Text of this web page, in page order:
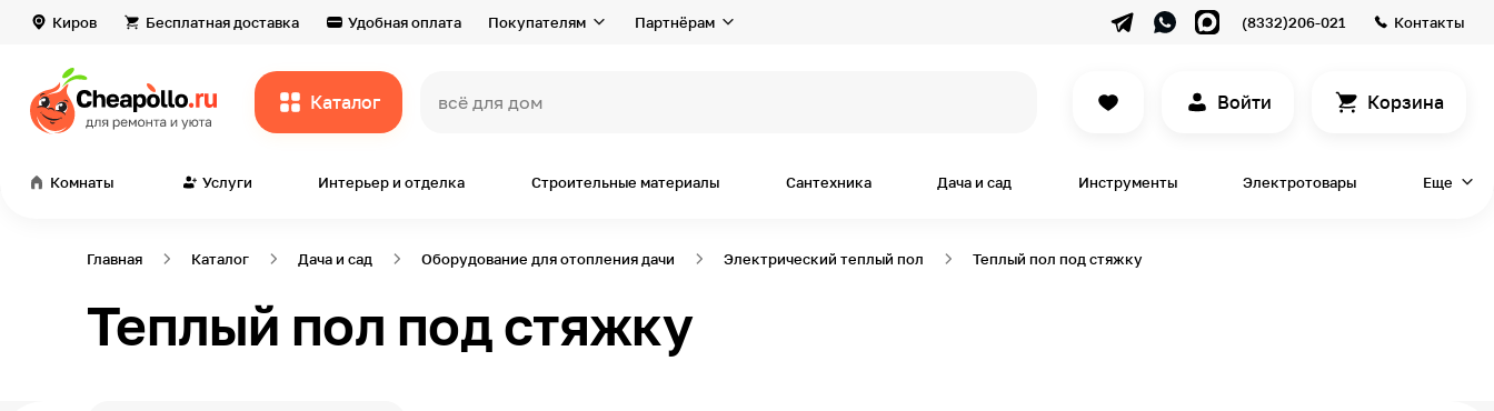
Киров Бесплатная доставка Удобная оплата Покупателям Партнёрам (8332)206-021 Контакты
Каталог всё для дома и ремо Войти Корзина
Комнаты Услуги Интерьер и отделка Строительные материалы Сантехника Дача и сад Инструменты Электротовары Еще
Главная Каталог Дача и сад Оборудование для отопления дачи Электрический теплый пол Теплый пол под стяжку
Теплый пол под стяжку